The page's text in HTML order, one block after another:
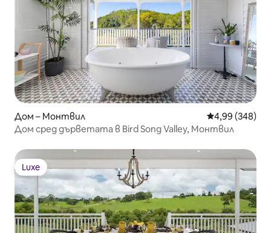
Дом – Монтвил Средна
4,99 (348)
Дом сред дърветата в Bird Song Valley, Монтвил
Luxe
Luxe